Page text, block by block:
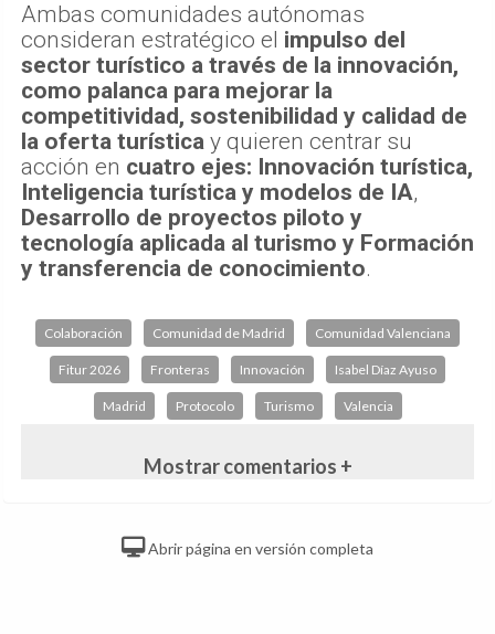
Ambas comunidades autónomas
consideran estratégico el impulso del
sector turístico a través de la innovación,
como palanca para mejorar la
competitividad, sostenibilidad y calidad de
la oferta turística y quieren centrar su
acción en cuatro ejes: Innovación turística,
Inteligencia turística y modelos de IA,
Desarrollo de proyectos piloto y
tecnología aplicada al turismo y Formación
y transferencia de conocimiento.
Colaboración Comunidad de Madrid Comunidad Valenciana
Fitur 2026 Fronteras Innovación Isabel Díaz Ayuso
Madrid Protocolo Turismo Valencia
Mostrar comentarios +
Abrir página en versión completa